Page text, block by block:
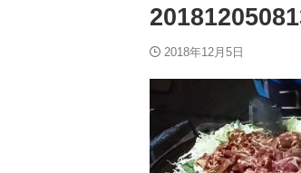
2018年12月5日